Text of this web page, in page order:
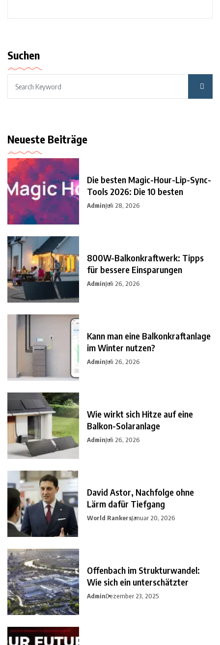
Suchen
Neueste Beiträge
Die besten Magic-Hour-Lip-Sync-
Tools 2026: Die 10 besten
AdminJuli 28, 2026
800W-Balkonkraftwerk: Tipps
für bessere Einsparungen
AdminJuli 26, 2026
Kann man eine Balkonkraftanlage
im Winter nutzen?
AdminJuli 26, 2026
Wie wirkt sich Hitze auf eine
Balkon-Solaranlage
AdminJuli 26, 2026
David Astor, Nachfolge ohne
Lärm dafür Tiefgang
World RankersJanuar 20, 2026
Offenbach im Strukturwandel:
Wie sich ein unterschätzter
AdminDezember 23, 2025